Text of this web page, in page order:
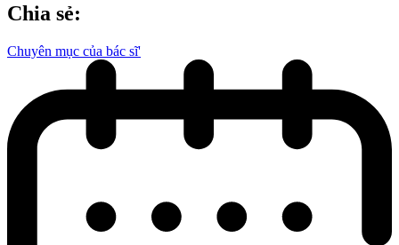
Chia sẻ:
Chuyên mục của bác sĩ'